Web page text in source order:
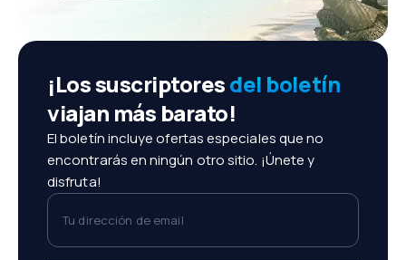
¡Los suscriptoresdel boletín
viajan más barato!
El boletín incluye ofertas especiales que no
encontrarás en ningún otro sitio. ¡Únete y
disfruta!
Tu dirección de email